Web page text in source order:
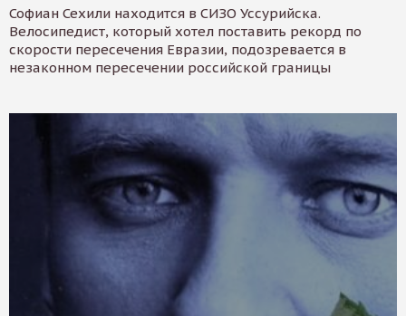
Софиан Сехили находится в СИЗО Уссурийска.
Велосипедист, который хотел поставить рекорд по
скорости пересечения Евразии, подозревается в
незаконном пересечении российской границы